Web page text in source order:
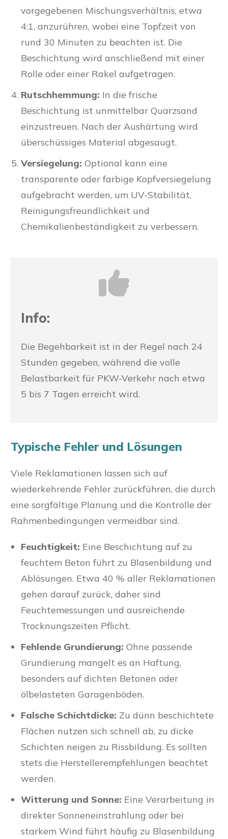
vorgegebenen Mischungsverhältnis, etwa
4:1, anzurühren, wobei eine Topfzeit von
rund 30 Minuten zu beachten ist. Die
Beschichtung wird anschließend mit einer
Rolle oder einer Rakel aufgetragen.
Rutschhemmung: In die frische
Beschichtung ist unmittelbar Quarzsand
einzustreuen. Nach der Aushärtung wird
überschüssiges Material abgesaugt.
Versiegelung: Optional kann eine
transparente oder farbige Kopfversiegelung
aufgebracht werden, um UV-Stabilität,
Reinigungsfreundlichkeit und
Chemikalienbeständigkeit zu verbessern.
Info:
Die Begehbarkeit ist in der Regel nach 24
Stunden gegeben, während die volle
Belastbarkeit für PKW-Verkehr nach etwa
5 bis 7 Tagen erreicht wird.
Typische Fehler und Lösungen
Viele Reklamationen lassen sich auf
wiederkehrende Fehler zurückführen, die durch
eine sorgfältige Planung und die Kontrolle der
Rahmenbedingungen vermeidbar sind.
Feuchtigkeit: Eine Beschichtung auf zu
feuchtem Beton führt zu Blasenbildung und
Ablösungen. Etwa 40 % aller Reklamationen
gehen darauf zurück, daher sind
Feuchtemessungen und ausreichende
Trocknungszeiten Pflicht.
Fehlende Grundierung: Ohne passende
Grundierung mangelt es an Haftung,
besonders auf dichten Betonen oder
ölbelasteten Garagenböden.
Falsche Schichtdicke: Zu dünn beschichtete
Flächen nutzen sich schnell ab, zu dicke
Schichten neigen zu Rissbildung. Es sollten
stets die Herstellerempfehlungen beachtet
werden.
Witterung und Sonne: Eine Verarbeitung in
direkter Sonneneinstrahlung oder bei
starkem Wind führt häufig zu Blasenbildung